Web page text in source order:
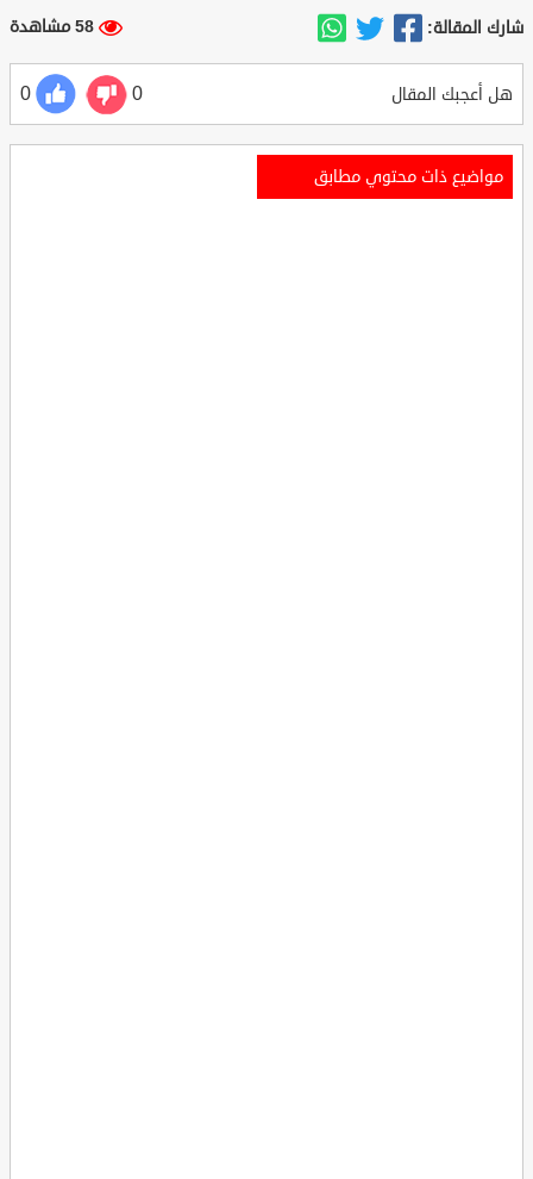
شارك المقالة: 58 مشاهدة
هل أعجبك المقال 0
0
مواضيع ذات محتوي مطابق